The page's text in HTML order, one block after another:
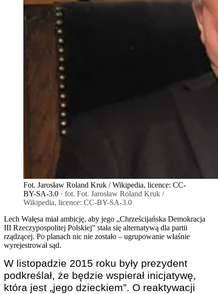
Fot. Jarosław Roland Kruk / Wikipedia, licence: CC-
BY-SA-3.0 · fot. Fot. Jarosław Roland Kruk /
Wikipedia, licence: CC-BY-SA-3.0
Lech Wałęsa miał ambicję, aby jego „Chrześcijańska Demokracja
III Rzeczypospolitej Polskiej” stała się alternatywą dla partii
rządzącej. Po planach nic nie zostało – ugrupowanie właśnie
wyrejestrował sąd.
W listopadzie 2015 roku były prezydent
podkreślał, że będzie wspierał inicjatywę,
która jest „jego dzieckiem”. O reaktywacji